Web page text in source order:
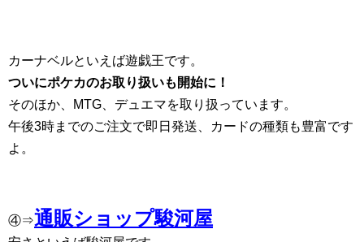
カーナベルといえば遊戯王です。
ついにポケカのお取り扱いも開始に！
そのほか、MTG、デュエマを取り扱っています。
午後3時までのご注文で即日発送、カードの種類も豊富です
よ。
④⇒通販ショップ駿河屋